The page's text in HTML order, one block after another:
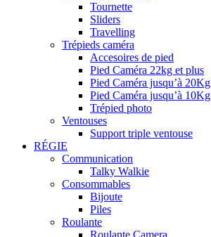
Tournette
Sliders
Travelling
Trépieds caméra
Accesoires de pied
Pied Caméra 22kg et plus
Pied Caméra jusqu’à 20Kg
Pied Caméra jusqu’à 10Kg
Trépied photo
Ventouses
Support triple ventouse
RÉGIE
Communication
Talky Walkie
Consommables
Bijoute
Piles
Roulante
Roulante Camera